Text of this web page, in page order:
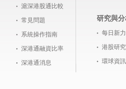
滬深港股通比較
常見問題
系統操作指南
深港通融資比率
深港通消息
研究與分
每日新
港股研
環球資訊